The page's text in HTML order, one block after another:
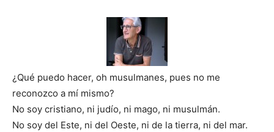
¿Qué puedo hacer, oh musulmanes, pues no me
reconozco a mí mismo?
No soy cristiano, ni judío, ni mago, ni musulmán.
No soy del Este, ni del Oeste, ni de la tierra, ni del mar.